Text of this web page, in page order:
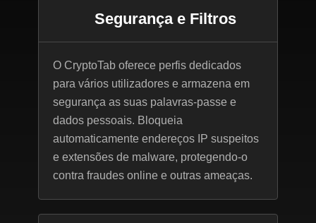
Segurança e Filtros
O CryptoTab oferece perfis dedicados
para vários utilizadores e armazena em
segurança as suas palavras-passe e
dados pessoais. Bloqueia
automaticamente endereços IP suspeitos
e extensões de malware, protegendo-o
contra fraudes online e outras ameaças.